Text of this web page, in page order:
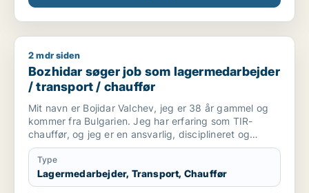
Bozhidar søger job som lagermedarbejder / transport /
2 mdr siden
Bozhidar søger job som lagermedarbejder
/ transport / chauffør
Mit navn er Bojidar Valchev, jeg er 38 år gammel og
kommer fra Bulgarien. Jeg har erfaring som TIR-
chauffør, og jeg er en ansvarlig, disciplineret og
organiseret person. Jeg har evner til lange
internationale kurser, overholdelse af deadlines og
sikker kørsel af tunge lastbiler. Jeg arbejder roligt
under pres, og jeg værdsætter ærlighed og en
Type
Lagermedarbejder, Transport, Chauffør